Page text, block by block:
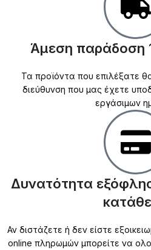
Άμεση παράδοση
Τα προϊόντα που επιλέξατε
διεύθυνση που μας έχετε
εργάσιμων
Δυνατότητα
Αν διστάζετε ή δεν είστε
online πληρωμών μπορείτε να